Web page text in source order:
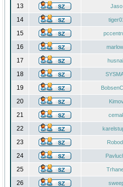
13 Jaso
14
15
16
17
18
19
20
21
22
23
24
25
26